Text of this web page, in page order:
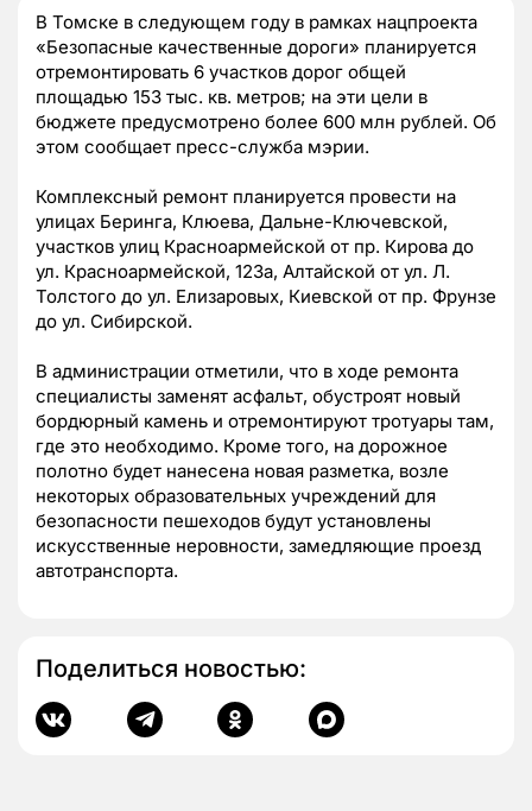
В Томске в следующем году в рамках нацпроекта
«Безопасные качественные дороги» планируется
отремонтировать 6 участков дорог общей
площадью 153 тыс. кв. метров; на эти цели в
бюджете предусмотрено более 600 млн рублей. Об
этом сообщает пресс-служба мэрии.
Комплексный ремонт планируется провести на
улицах Беринга, Клюева, Дальне-Ключевской,
участков улиц Красноармейской от пр. Кирова до
ул. Красноармейской, 123а, Алтайской от ул. Л.
Толстого до ул. Елизаровых, Киевской от пр. Фрунзе
до ул. Сибирской.
В администрации отметили, что в ходе ремонта
специалисты заменят асфальт, обустроят новый
бордюрный камень и отремонтируют тротуары там,
где это необходимо. Кроме того, на дорожное
полотно будет нанесена новая разметка, возле
некоторых образовательных учреждений для
безопасности пешеходов будут установлены
искусственные неровности, замедляющие проезд
автотранспорта.
Поделиться новостью: